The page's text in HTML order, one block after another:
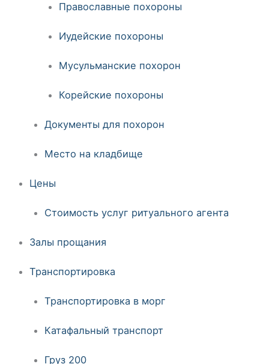
Православные похороны
Иудейские похороны
Мусульманские похорон
Корейские похороны
Документы для похорон
Место на кладбище
Цены
Стоимость услуг ритуального агента
Залы прощания
Транспортировка
Транспортировка в морг
Катафальный транспорт
Груз 200